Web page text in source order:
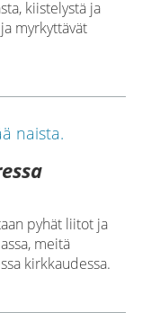
kiistelystä ja
myrkyttävät
pyhät liitot ja
meitä
kirkkaudessa.